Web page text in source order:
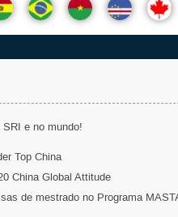
e no mundo!
Top China
China Global Attitude
de mestrado no Programa